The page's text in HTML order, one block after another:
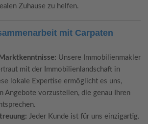
Zuhause zu helfen.
mit Carpaten
Unsere Immobilienmakler
mit der Immobilienlandschaft in
lokale Expertise ermöglicht es uns,
Angebote vorzustellen, die genau Ihren
Jeder Kunde ist für uns einzigartig.